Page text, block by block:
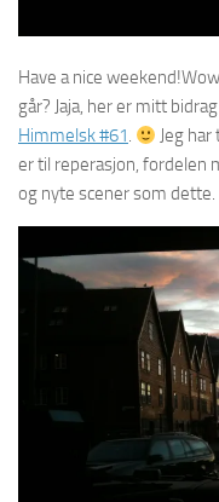
Have a nice
går? Jaja, her er mitt
Himmelsk #61.
Jeg
er til reperasjon, fordelen
og nyte scener som dette.